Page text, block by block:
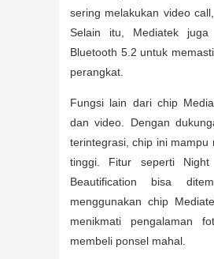
sering melakukan video
Selain itu, Mediatek
Bluetooth 5.2 untuk
perangkat.
Fungsi lain dari chip
dan video. Dengan
terintegrasi, chip ini
tinggi. Fitur seperti
Beautification bisa
menggunakan chip
menikmati pengalaman
membeli ponsel mahal.